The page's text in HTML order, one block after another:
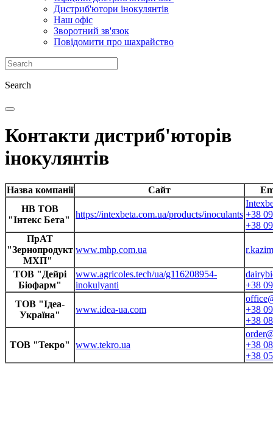
Дистриб'ютори інокулянтів
Наш офіс
Зворотний зв'язок
Повідомити про шахрайство
Search
Контакти дистриб'юторів
інокулянтів
Назва компанії Сайт
НВ ТОВ
"Інтекс Бета"
https://intexbeta.com.ua/products/inoculants +38
+38
ПрАТ
"Зернопродукт
МХП"
www.mhp.com.ua
ТОВ "Дейрі
Біофарм"
www.agricoles.tech/ua/g116208954-
inokulyanti
+38
ТОВ "Ідеа-
Україна"
www.idea-ua.com
+38
+38
ТОВ "Текро" www.tekro.ua
+38
+38